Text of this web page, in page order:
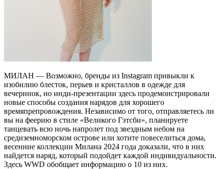
МИЛАН — Возможно, бренды из Instagram привыкли к
изобилию блесток, перьев и кристаллов в одежде для
вечеринок, но инди-презентации здесь продемонстрировали
новые способы создания нарядов для хорошего
времяпрепровождения. Независимо от того, отправляетесь ли
вы на феерию в стиле «Великого Гэтсби», планируете
танцевать всю ночь напролет под звездным небом на
средиземноморском острове или хотите повеселиться дома,
весенние коллекции Милана 2024 года доказали, что в них
найдется наряд, который подойдет каждой индивидуальности.
Здесь WWD обобщает информацию о 10 из них.